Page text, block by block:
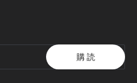
購 読